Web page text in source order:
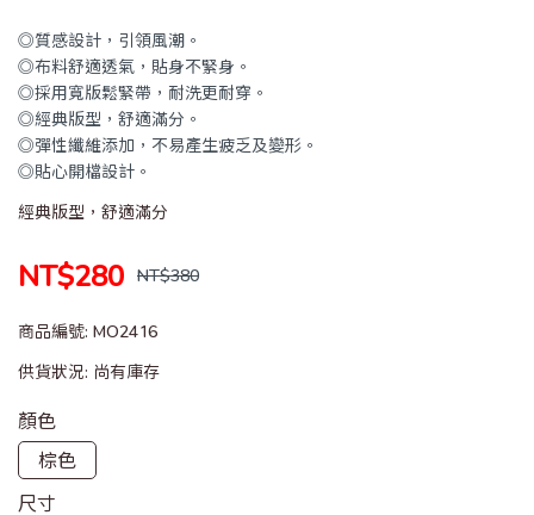
◎質感設計，引領風潮。
◎布料舒適透氣，貼身不緊身。
◎採用寬版鬆緊帶，耐洗更耐穿。
◎經典版型，舒適滿分。
◎彈性纖維添加，不易產生疲乏及變形。
◎貼心開檔設計。
經典版型，舒適滿分
NT$280 NT$380
商品編號: MO2416
供貨狀況: 尚有庫存
顏色
棕色
尺寸